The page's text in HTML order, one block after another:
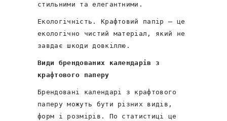
стильними та елегантними.
Екологічність. Крафтовий папір – це
екологічно чистий матеріал, який не
завдає шкоди довкіллю.
Види брендованих календарів з
крафтового паперу
Брендовані календарі з крафтового
паперу можуть бути різних видів,
форм і розмірів. По статистиці це